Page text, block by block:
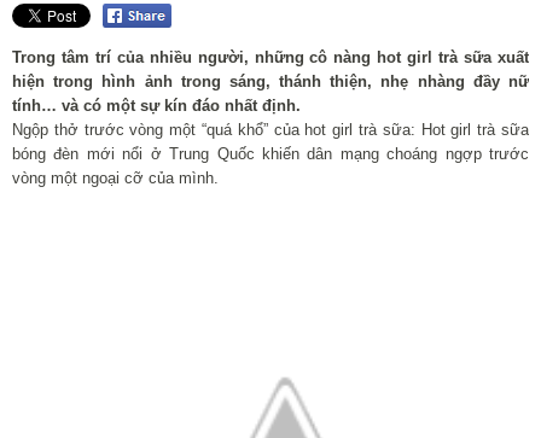
Trong tâm trí của nhiều người, những cô nàng hot girl trà sữa xuất
hiện trong hình ảnh trong sáng, thánh thiện, nhẹ nhàng đầy nữ
tính… và có một sự kín đáo nhất định.
Ngộp thở trước vòng một “quá khổ” của hot girl trà sữa: Hot girl trà sữa
bóng đèn mới nổi ở Trung Quốc khiến dân mạng choáng ngợp trước
vòng một ngoại cỡ của mình.